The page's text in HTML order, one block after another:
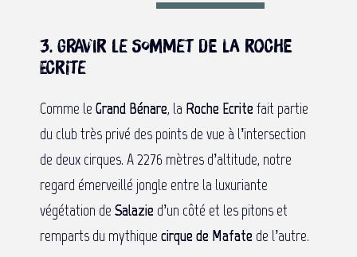
3. Gravir le sommet de la Roche
Ecrite
Comme le Grand Bénare, la Roche Ecrite fait partie
du club très privé des points de vue à l’intersection
de deux cirques. A 2276 mètres d’altitude, notre
regard émerveillé jongle entre la luxuriante
végétation de Salazie d’un côté et les pitons et
remparts du mythique cirque de Mafate de l’autre.